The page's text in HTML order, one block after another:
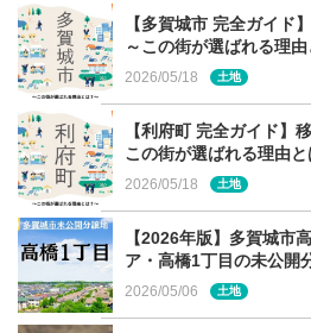
外壁材とサッシ以外の材料をでき
内とテラスがより一体に感じるこ
コンセプトハウスお
中！泉区朝日で2棟
泉パークタウン「朝日」にて、
【多賀城市 完全ガイド
～この街が選ばれる理由
2026/05/18 土地
【利府町 完全ガイド】
この街が選ばれる理由と
2026/05/18 土地
【2026年版】多賀城市
ア・高橋1丁目の未公開
2026/05/06 土地